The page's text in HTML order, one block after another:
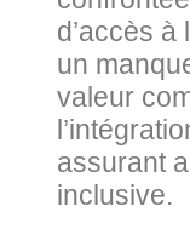
d’accès à
un
valeur
assurant
inclusive.